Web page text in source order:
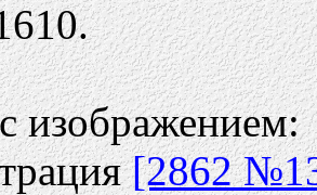
изображением:
[2862